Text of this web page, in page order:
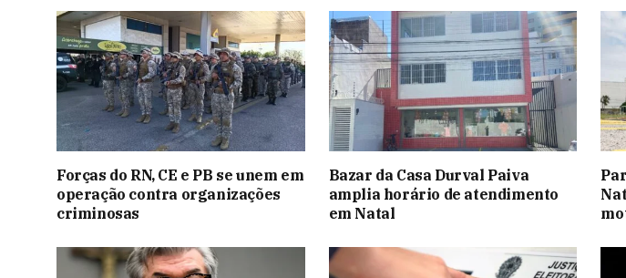
Forças do RN, CE e PB se unem em
operação contra organizações
criminosas
Bazar da Casa Durval Paiva
amplia horário de atendimento
em Natal